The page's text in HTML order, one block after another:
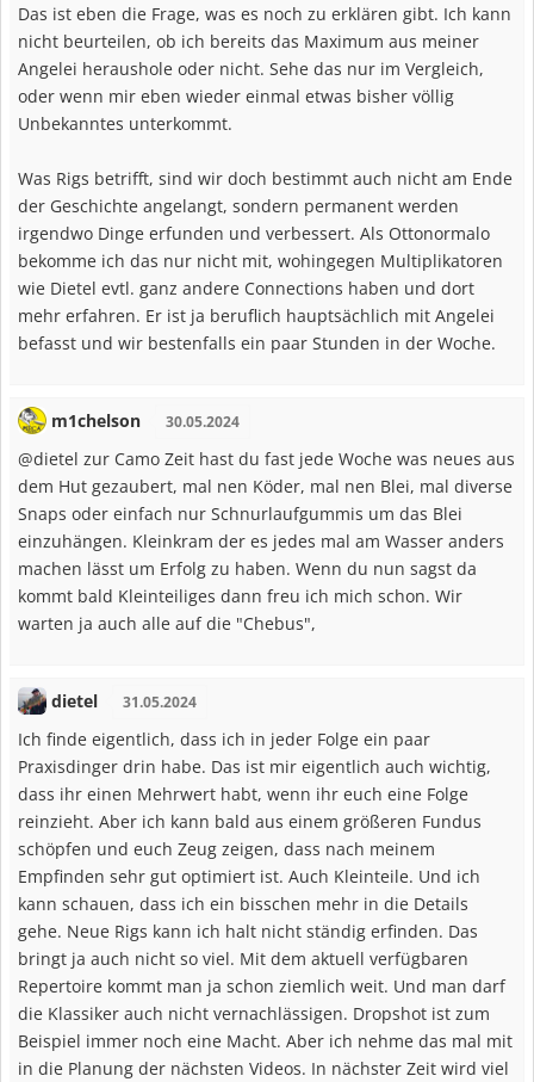
Das ist eben die Frage, was es noch zu erklären gibt. Ich kann
nicht beurteilen, ob ich bereits das Maximum aus meiner
Angelei heraushole oder nicht. Sehe das nur im Vergleich,
oder wenn mir eben wieder einmal etwas bisher völlig
Unbekanntes unterkommt.
Was Rigs betrifft, sind wir doch bestimmt auch nicht am Ende
der Geschichte angelangt, sondern permanent werden
irgendwo Dinge erfunden und verbessert. Als Ottonormalo
bekomme ich das nur nicht mit, wohingegen Multiplikatoren
wie Dietel evtl. ganz andere Connections haben und dort
mehr erfahren. Er ist ja beruflich hauptsächlich mit Angelei
befasst und wir bestenfalls ein paar Stunden in der Woche.
m1chelson 30.05.2024
@dietel zur Camo Zeit hast du fast jede Woche was neues aus
dem Hut gezaubert, mal nen Köder, mal nen Blei, mal diverse
Snaps oder einfach nur Schnurlaufgummis um das Blei
einzuhängen. Kleinkram der es jedes mal am Wasser anders
machen lässt um Erfolg zu haben. Wenn du nun sagst da
kommt bald Kleinteiliges dann freu ich mich schon. Wir
warten ja auch alle auf die "Chebus",
dietel 31.05.2024
Ich finde eigentlich, dass ich in jeder Folge ein paar
Praxisdinger drin habe. Das ist mir eigentlich auch wichtig,
dass ihr einen Mehrwert habt, wenn ihr euch eine Folge
reinzieht. Aber ich kann bald aus einem größeren Fundus
schöpfen und euch Zeug zeigen, dass nach meinem
Empfinden sehr gut optimiert ist. Auch Kleinteile. Und ich
kann schauen, dass ich ein bisschen mehr in die Details
gehe. Neue Rigs kann ich halt nicht ständig erfinden. Das
bringt ja auch nicht so viel. Mit dem aktuell verfügbaren
Repertoire kommt man ja schon ziemlich weit. Und man darf
die Klassiker auch nicht vernachlässigen. Dropshot ist zum
Beispiel immer noch eine Macht. Aber ich nehme das mal mit
in die Planung der nächsten Videos. In nächster Zeit wird viel